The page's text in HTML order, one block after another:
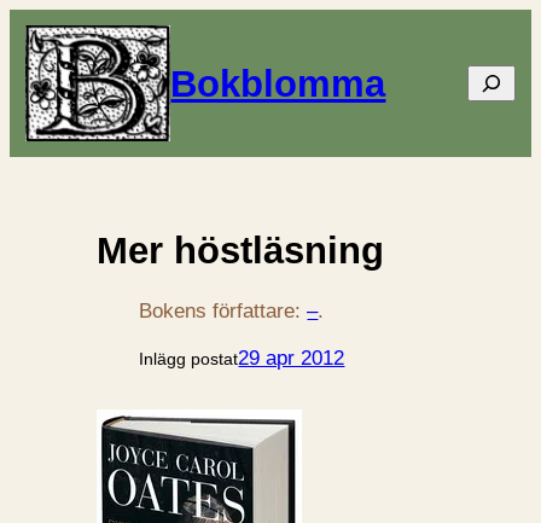
Bokblomma Sök
Mer höstläsning
Bokens författare:–.
Inlägg postat29 apr 2012